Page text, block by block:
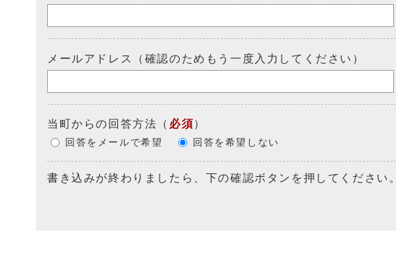
メールアドレス（確認のためもう一度入力してください）
当町からの回答方法 （ 必須）
回答をメールで希望 回答を希望しない
書き込みが終わりましたら、下の確認ボタンを押してください。